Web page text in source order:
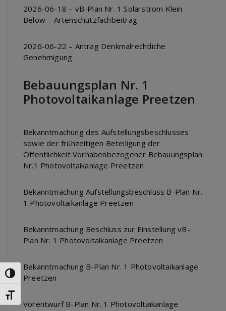
Umschalten auf hohe Kontraste
Schrift vergrößern
2026-06-18 – vB-Plan Nr. 1 Solarstrom Klein
Below – Artenschutzfachbeitrag
2026-06-22 – Antrag Denkmalrechtliche
Genehmigung
Bebauungsplan Nr. 1
Photovoltaikanlage Preetzen
Bekanntmachung des Aufstellungsbeschlusses
sowie der frühzeitigen Beteiligung der
Öffentlichkeit Vorhabenbezogener Bebauungsplan
Nr.1 Photovoltaikanlage Preetzen
Bekanntmachung Aufstellungsbeschluss B-Plan Nr.
1 Photovoltaikanlage Preetzen
Bekanntmachung Beschluss zur Einstellung vB-
Plan Nr. 1 Photovoltaikanlage Preetzen
Bekanntmachung B-Plan Nr. 1 Photovoltaikanlage
Preetzen
Vorentwurf B-Plan Nr. 1 Photovoltaikanlage